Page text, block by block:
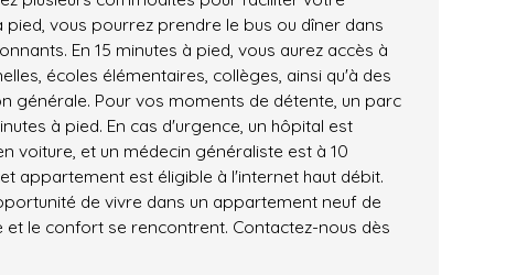
pied, vous pourrez prendre le bus ou dîner dans
En 15 minutes à pied, vous aurez accès à
écoles élémentaires, collèges, ainsi qu'à des
générale. Pour vos moments de détente, un parc
à pied. En cas d'urgence, un hôpital est
voiture, et un médecin généraliste est à 10
appartement est éligible à l'internet haut débit.
de vivre dans un appartement neuf de
et le confort se rencontrent. Contactez-nous dès